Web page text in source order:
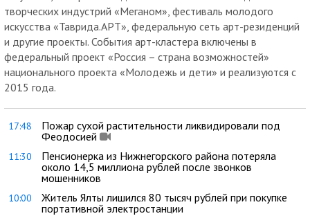
творческих индустрий «Меганом», фестиваль молодого
искусства «Таврида.АРТ», федеральную сеть арт-резиденций
и другие проекты. События арт-кластера включены в
федеральный проект «Россия – страна возможностей»
национального проекта «Молодежь и дети» и реализуются с
2015 года.
17:48
Пожар сухой растительности ликвидировали под
Феодосией
11:30
Пенсионерка из Нижнегорского района потеряла
около 14,5 миллиона рублей после звонков
мошенников
10:00
Житель Ялты лишился 80 тысяч рублей при покупке
портативной электростанции